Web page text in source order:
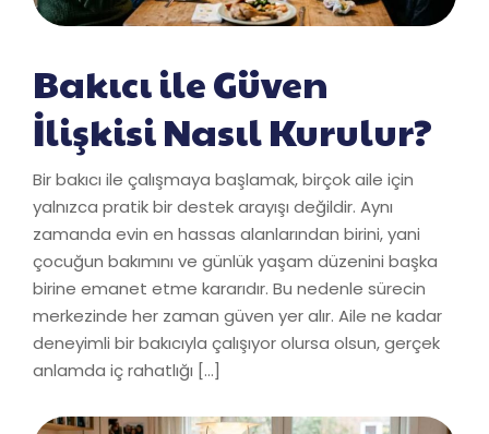
Bakıcı ile Güven
İlişkisi Nasıl Kurulur?
Bir bakıcı ile çalışmaya başlamak, birçok aile için
yalnızca pratik bir destek arayışı değildir. Aynı
zamanda evin en hassas alanlarından birini, yani
çocuğun bakımını ve günlük yaşam düzenini başka
birine emanet etme kararıdır. Bu nedenle sürecin
merkezinde her zaman güven yer alır. Aile ne kadar
deneyimli bir bakıcıyla çalışıyor olursa olsun, gerçek
anlamda iç rahatlığı […]